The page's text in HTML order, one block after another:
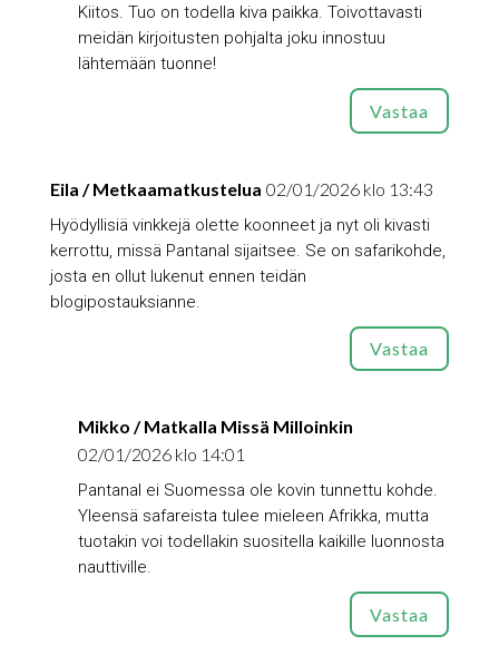
Kiitos. Tuo on todella kiva paikka. Toivottavasti
meidän kirjoitusten pohjalta joku innostuu
lähtemään tuonne!
Vastaa
Eila / Metkaamatkustelua 02/01/2026 klo 13:43
Hyödyllisiä vinkkejä olette koonneet ja nyt oli kivasti
kerrottu, missä Pantanal sijaitsee. Se on safarikohde,
josta en ollut lukenut ennen teidän
blogipostauksianne.
Vastaa
Mikko / Matkalla Missä Milloinkin
02/01/2026 klo 14:01
Pantanal ei Suomessa ole kovin tunnettu kohde.
Yleensä safareista tulee mieleen Afrikka, mutta
tuotakin voi todellakin suositella kaikille luonnosta
nauttiville.
Vastaa